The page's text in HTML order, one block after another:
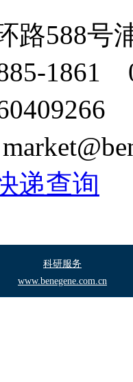
路588
1861
递查询
科研服务
www.benegene.com.cn